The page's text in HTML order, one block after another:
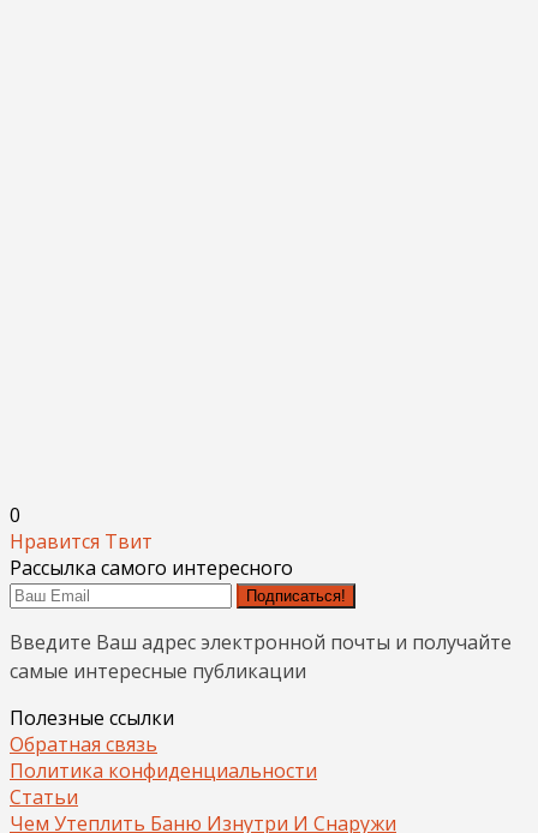
0
Нравится Твит
Рассылка самого интересного
Подписаться!
Введите Ваш адрес электронной почты и получайте
самые интересные публикации
Полезные ссылки
Обратная связь
Политика конфиденциальности
Статьи
Чем Утеплить Баню Изнутри И Снаружи